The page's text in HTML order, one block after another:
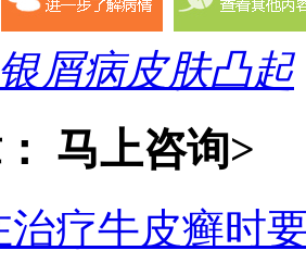
银屑病皮肤凸起
马上咨询>
治疗牛皮癣时